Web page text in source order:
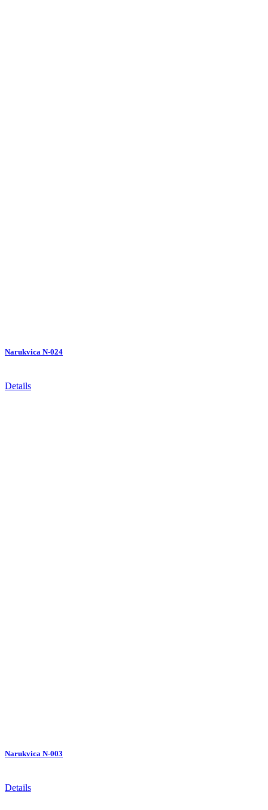
Narukvica N-024
Details
Narukvica N-003
Details